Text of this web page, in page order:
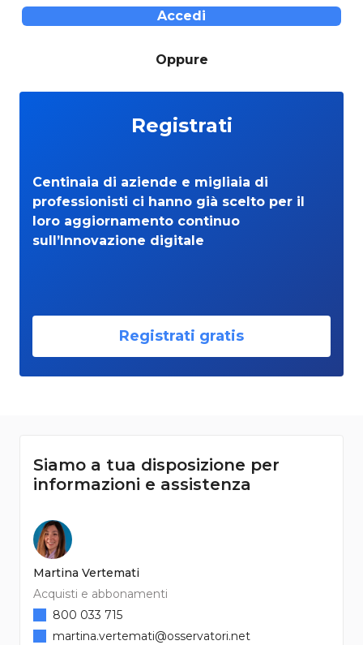
Accedi
Oppure
Registrati
Centinaia di aziende e migliaia di
professionisti ci hanno già scelto per il
loro aggiornamento continuo
sull’Innovazione digitale
Registrati gratis
Siamo a tua disposizione per
informazioni e assistenza
Martina Vertemati
Acquisti e abbonamenti
800 033 715
martina.vertemati@osservatori.net